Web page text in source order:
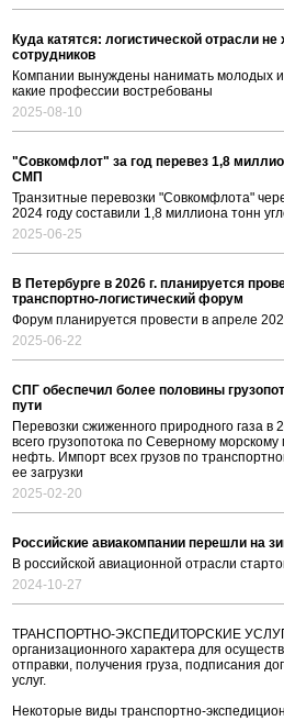
Куда катятся: логистической отрасли
сотрудников
Компании вынуждены нанимать молодых
какие профессии востребованы
2025-08-10
"Совкомфлот" за год перевез 1,8
СМП
Транзитные перевозки "Совкомфлота"
2024 году составили 1,8 миллиона тонн
2025-06-25
В Петербурге в 2026 г. планируется
транспортно-логистический форум
Форум планируется провести в апреле
2025-06-22
СПГ обеспечил более половины
пути
Перевозки сжиженного природного газа в
всего грузопотока по Северному
нефть. Импорт всех грузов по
ее загрузки
2025-02-20
Российские авиакомпании перешли на
В российской авиационной отрасли
2024-10-27
ТРАНСПОРТНО-ЭКСПЕДИТОРСКИЕ
организационного характера для
отправки, получения груза, подписания
услуг.
Некоторые виды транспортно-